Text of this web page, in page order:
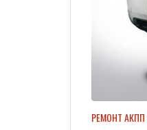
РЕМОНТ АКПП